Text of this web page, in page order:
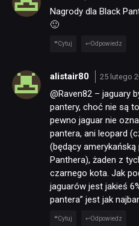
Nagrody dla Black
🙂
Cytuj Odpowiedz
alistair80 25 lutego
@Raven82 – jaguary
pantery, choć nie są
pewno jaguar nie
pantera, ani leopard
(będący amerykańską
Panthera), żaden z
czarnego kota. Jak
jaguarów jest jakieś
pantera” jest jak
Cytuj Odpowiedz